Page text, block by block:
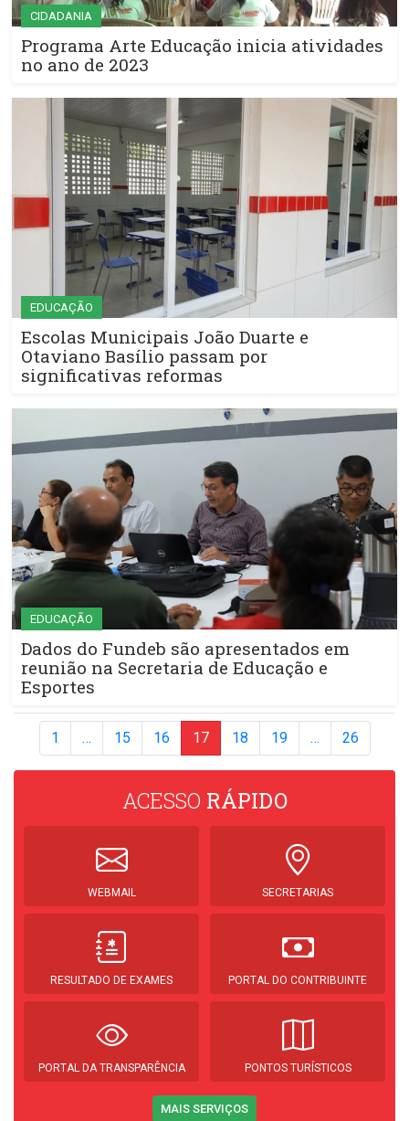
CIDADANIA
Programa Arte Educação inicia atividades
no ano de 2023
EDUCAÇÃO
Escolas Municipais João Duarte e
Otaviano Basílio passam por
significativas reformas
EDUCAÇÃO
Dados do Fundeb são apresentados em
reunião na Secretaria de Educação e
Esportes
1 … 15 16 17 18 19 … 26
ACESSO RÁPIDO
WEBMAIL SECRETARIAS
RESULTADO DE EXAMES PORTAL DO CONTRIBUINTE
PORTAL DA TRANSPARÊNCIA PONTOS TURÍSTICOS
MAIS SERVIÇOS